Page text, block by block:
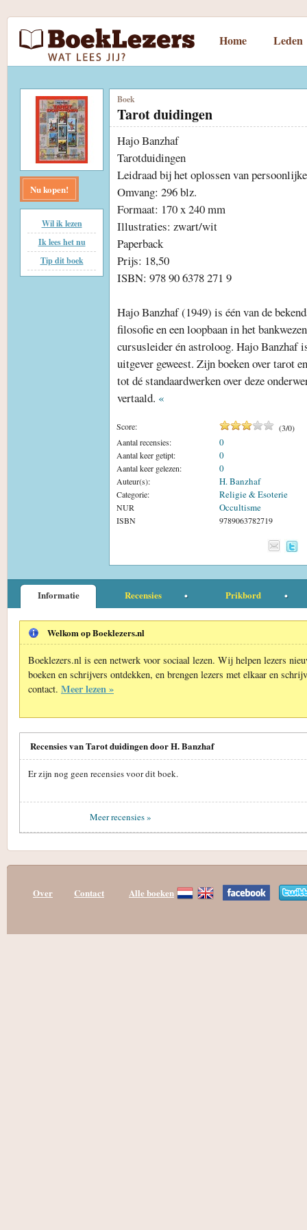
Home Leden
Nu kopen!
Wil ik lezen
Ik lees het nu
Tip dit boek
Boek
Tarot duidingen
Hajo Banzhaf
Tarotduidingen
Leidraad bij het oplossen van
Omvang: 296 blz.
Formaat: 170 x 240 mm
Illustraties: zwart/wit
Paperback
Prijs: 18,50
ISBN: 978 90 6378 271 9
Hajo Banzhaf (1949) is één van de
filosofie en een loopbaan in het
cursusleider én astroloog. Hajo Banzhaf
uitgever geweest. Zijn boeken over tarot
tot dé standaardwerken over deze
vertaald. «
Score: (3/0)
Aantal recensies:
0
Aantal keer getipt: 0
Aantal keer gelezen: 0
Auteur(s): H. Banzhaf
Categorie: Religie & Esoterie
NUR Occultisme
ISBN 9789063782719
Informatie Recensies Prikbord
Welkom op Boeklezers.nl
Boeklezers.nl is een netwerk voor sociaal lezen. Wij helpen lezers
boeken en schrijvers ontdekken, en brengen lezers met elkaar en
contact. Meer lezen »
Recensies van Tarot duidingen door H. Banzhaf
Er zijn nog geen recensies voor dit boek.
Meer recensies »
Over Contact Alle boeken